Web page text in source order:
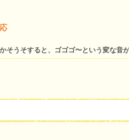
そうそすると、ゴゴゴ〜という変な音